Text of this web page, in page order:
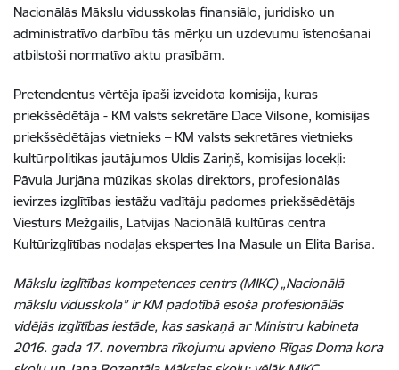
Nacionālās Mākslu vidusskolas finansiālo, juridisko un
administratīvo darbību tās mērķu un uzdevumu īstenošanai
atbilstoši normatīvo aktu prasībām.
Pretendentus vērtēja īpaši izveidota komisija, kuras
priekšsēdētāja - KM valsts sekretāre Dace Vilsone, komisijas
priekšsēdētājas vietnieks – KM valsts sekretāres vietnieks
kultūrpolitikas jautājumos Uldis Zariņš, komisijas locekļi:
Pāvula Jurjāna mūzikas skolas direktors, profesionālās
ievirzes izglītības iestāžu vadītāju padomes priekšsēdētājs
Viesturs Mežgailis, Latvijas Nacionālā kultūras centra
Kultūrizglītības nodaļas ekspertes Ina Masule un Elita Barisa.
Mākslu izglītības kompetences centrs (MIKC) „Nacionālā
mākslu vidusskola” ir KM padotībā esoša profesionālās
vidējās izglītības iestāde, kas saskaņā ar Ministru kabineta
2016. gada 17. novembra rīkojumu apvieno Rīgas Doma kora